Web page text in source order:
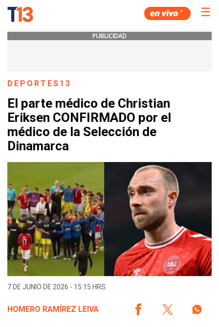
☰
PUBLICIDAD
DEPORTES13
El parte médico de Christian
Eriksen CONFIRMADO por el
médico de la Selección de
Dinamarca
7 DE JUNIO DE 2026 - 15:15 HRS.
HOMERO RAMÍREZ LEIVA